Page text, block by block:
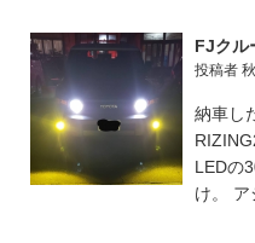
FJクル
投稿者
納車し
LEDの
け。 ア